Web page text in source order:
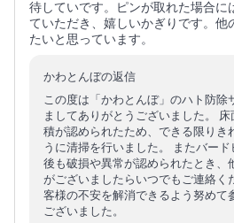
待していです。ピンが取れた場合に
ていただき、嬉しいかぎりです。他
たいと思っています。
かわとんぼの返信
この度は「かわとんぼ」のハト防除
ましてありがとうございました。
積が認められたため、できる限りき
うに清掃を行いました。 またバー
後も破損や異常が認められたとき、
がございましたらいつでもご連絡く
客様の不安を解消できるよう努めて
ございました。